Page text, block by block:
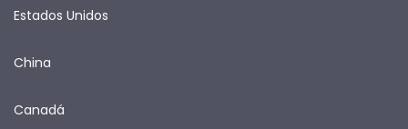
Estados Unidos
China
Canadá